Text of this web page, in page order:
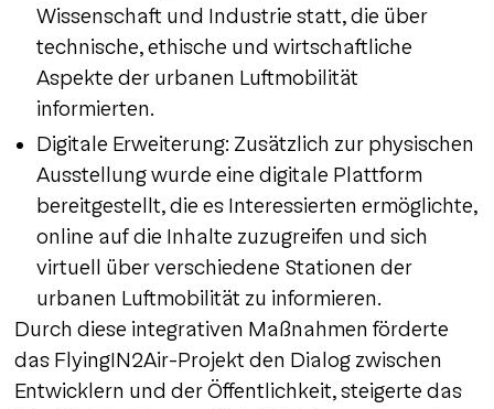
Wissenschaft und Industrie statt, die über
technische, ethische und wirtschaftliche
Aspekte der urbanen Luftmobilität
informierten.
Digitale Erweiterung: Zusätzlich zur physischen
Ausstellung wurde eine digitale Plattform
bereitgestellt, die es Interessierten ermöglichte,
online auf die Inhalte zuzugreifen und sich
virtuell über verschiedene Stationen der
urbanen Luftmobilität zu informieren.
Durch diese integrativen Maßnahmen förderte
das FlyingIN2Air-Projekt den Dialog zwischen
Entwicklern und der Öffentlichkeit, steigerte das